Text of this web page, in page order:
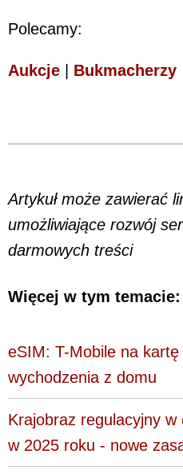
Polecamy:
Aukcje | Bukmacherzy
Artykuł może zawierać
umożliwiające rozwój
darmowych treści
Więcej w tym temacie:
eSIM: T-Mobile na kartę
wychodzenia z domu
Krajobraz regulacyjny
w 2025 roku - nowe